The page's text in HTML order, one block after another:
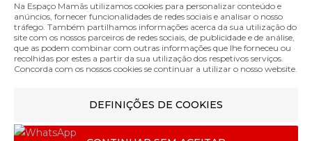
MÉTODOS DE ENVIO
MÉTODOS DE PAGAMENTO
Na Espaço Mamãs utilizamos cookies para personalizar conteúdo e
anúncios, fornecer funcionalidades de redes sociais e analisar o nosso
tráfego. Também partilhamos informações acerca da sua utilização do
site com os nossos parceiros de redes sociais, de publicidade e de análise,
que as podem combinar com outras informações que lhe forneceu ou
recolhidas por estes a partir da sua utilização dos respetivos serviços.
Concorda com os nossos cookies se continuar a utilizar o nosso website.
DEFINIÇÕES DE COOKIES